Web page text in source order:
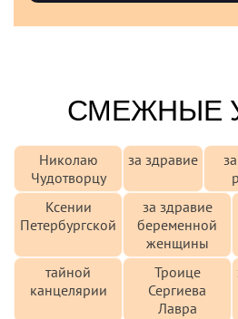
СМЕЖНЫЕ
Николаю
Чудотворцу
за здравие
Ксении
Петербургской
за здравие
беременной
женщины
тайной
канцелярии
Троице
Сергиева
Лавра